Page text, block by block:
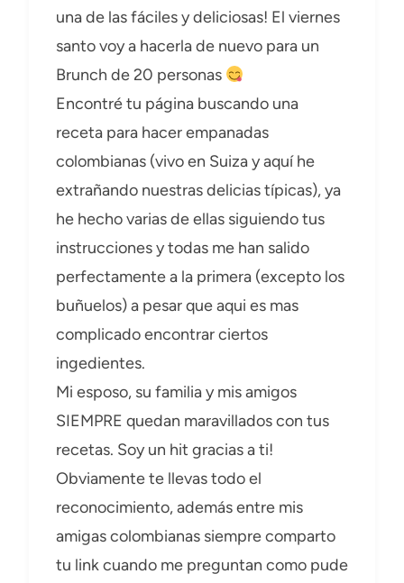
una de las fáciles y deliciosas! El viernes
santo voy a hacerla de nuevo para un
Brunch de 20 personas
Encontré tu página buscando una
receta para hacer empanadas
colombianas (vivo en Suiza y aquí he
extrañando nuestras delicias típicas), ya
he hecho varias de ellas siguiendo tus
instrucciones y todas me han salido
perfectamente a la primera (excepto los
buñuelos) a pesar que aqui es mas
complicado encontrar ciertos
ingedientes.
Mi esposo, su familia y mis amigos
SIEMPRE quedan maravillados con tus
recetas. Soy un hit gracias a ti!
Obviamente te llevas todo el
reconocimiento, además entre mis
amigas colombianas siempre comparto
tu link cuando me preguntan como pude